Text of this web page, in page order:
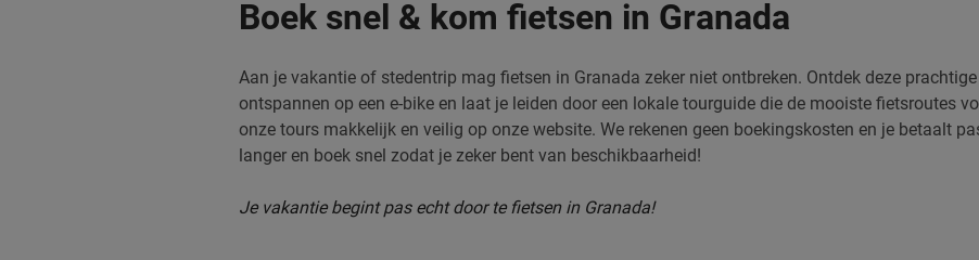
Boek snel & kom fietsen in Granada
Aan je vakantie of stedentrip mag fietsen in Granada zeker niet ontbreken. Ontdek deze
ontspannen op een e-bike en laat je leiden door een lokale tourguide die de mooiste fietsroutes
onze tours makkelijk en veilig op onze website. We rekenen geen boekingskosten en je betaalt
langer en boek snel zodat je zeker bent van beschikbaarheid!
Je vakantie begint pas echt door te fietsen in Granada!